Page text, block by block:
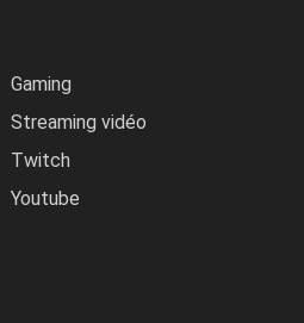
Gaming
Streaming vidéo
Twitch
Youtube